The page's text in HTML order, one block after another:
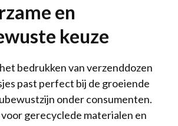
en
keuze
bedrukken van verzenddozen
past perfect bij de groeiende
onder consumenten.
gerecyclede materialen en